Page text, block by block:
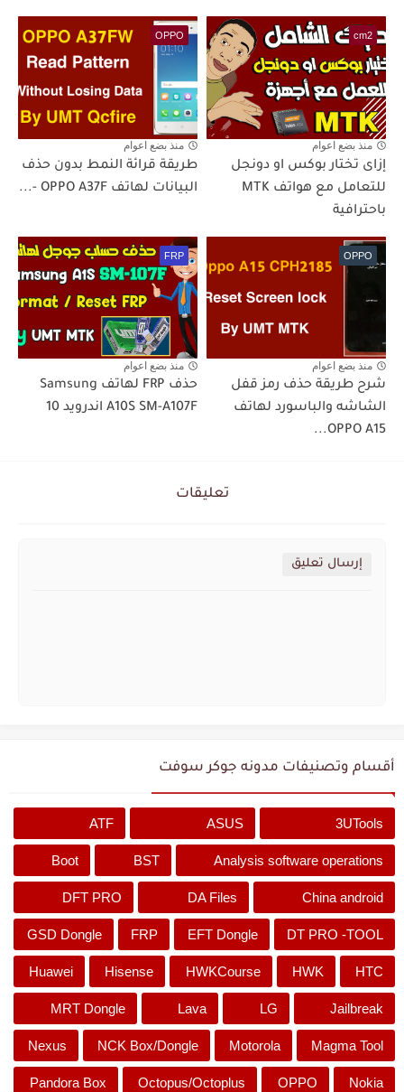
cm2
منذ بضع اعوام
إزاى تختار بوكس او دونجل
للتعامل مع هواتف MTK
باحترافية
OPPO
منذ بضع اعوام
طريقة قرائة النمط بدون حذف
البيانات لهاتف OPPO A37F -...
OPPO
منذ بضع اعوام
شرح طريقة حذف رمز قفل
الشاشه والباسورد لهاتف
OPPO A15...
FRP
منذ بضع اعوام
حذف FRP لهاتف Samsung
A10S SM-A107F اندرويد 10
تعليقات
إرسال تعليق
أقسام وتصنيفات مدونه جوكر سوفت
3UTools
ASUS
ATF
Analysis software operations
BST
Boot
China android
DA Files
DFT PRO
DT PRO -TOOL
EFT Dongle
FRP
GSD Dongle
HTC
HWK
HWKCourse
Hisense
Huawei
Jailbreak
LG
Lava
MRT Dongle
Magma Tool
Motorola
NCK Box/Dongle
Nexus
Nokia
OPPO
Octopus/Octoplus
Pandora Box